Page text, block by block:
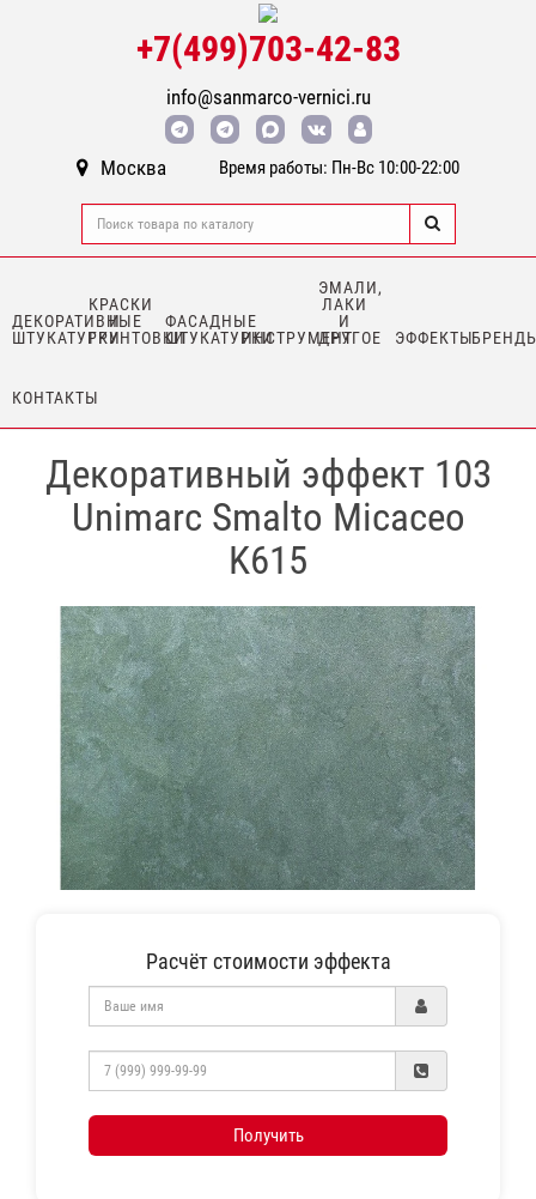
+7(499)703-42-83
info@sanmarco-vernici.ru
Москва Время работы: Пн-Вс 10:00-22:00
ДЕКОРАТИВНЫЕ
ШТУКАТУРКИ
КРАСКИ
И
ГРУНТОВКИ
ФАСАДНЫЕ
ШТУКАТУРКИИНСТРУМЕНТ
ЭМАЛИ,
ЛАКИ
И
ДРУГОЕ
ЭФФЕКТЫ
КОНТАКТЫ
Декоративный эффект 103
Unimarc Smalto Micaceo
K615
Расчёт стоимости эффекта
Получить